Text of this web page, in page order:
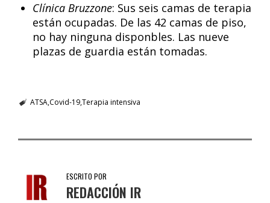
Clínica Bruzzone: Sus seis camas de terapia
están ocupadas. De las 42 camas de piso,
no hay ninguna disponbles. Las nueve
plazas de guardia están tomadas.
ATSACovid-19Terapia intensiva
ESCRITO POR
REDACCIÓN IR